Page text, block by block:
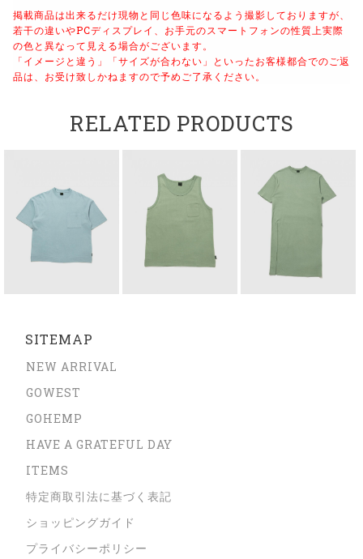
掲載商品は出来るだけ現物と同じ色味になるよう撮影しておりますが、
若干の違いやPCディスプレイ、お手元のスマートフォンの性質上実際
の色と異なって見える場合がございます。
「イメージと違う」「サイズが合わない」といったお客様都合でのご返
品は、お受け致しかねますので予めご了承ください。
RELATED PRODUCTS
SITEMAP
NEW ARRIVAL
GOWEST
GOHEMP
HAVE A GRATEFUL DAY
ITEMS
特定商取引法に基づく表記
ショッピングガイド
プライバシーポリシー